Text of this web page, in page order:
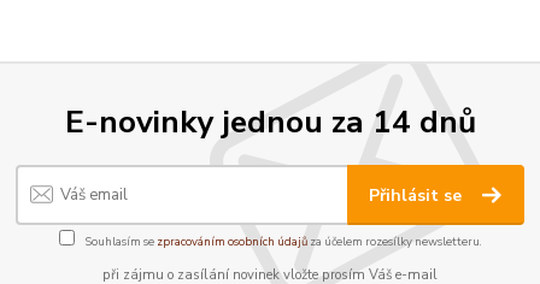
E-novinky jednou za 14 dnů
Přihlásit se
Souhlasím se zpracováním osobních údajůza účelem rozesílky newsletteru.
při zájmu o zasílání novinek vložte prosím Váš e-mail